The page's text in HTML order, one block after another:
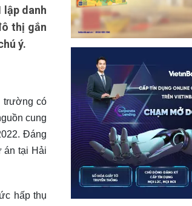
lập danh
thị gắn
ý.
trường có
cung
Đáng
án tại Hải
hấp thụ